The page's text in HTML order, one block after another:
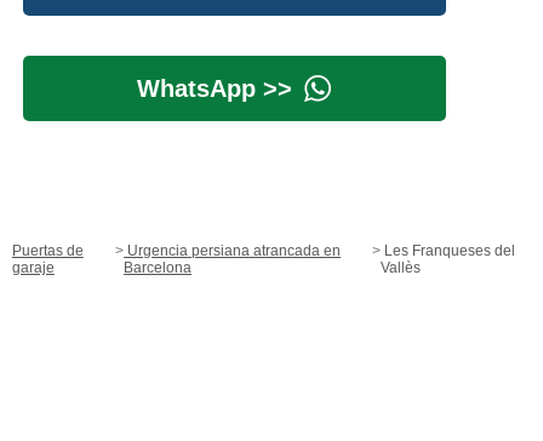
WhatsApp >>
Puertas de
garaje
Urgencia persiana atrancada en
Barcelona
Les Franqueses del
Vallès